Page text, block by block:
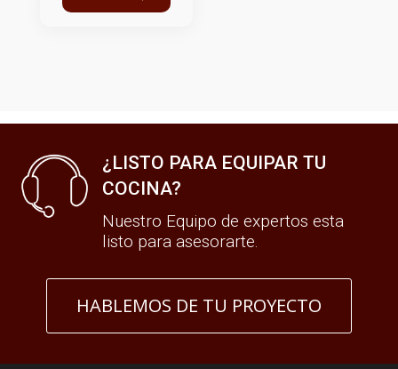
¿LISTO PARA EQUIPAR TU
COCINA?
Nuestro Equipo de expertos esta
listo para asesorarte.
HABLEMOS DE TU PROYECTO